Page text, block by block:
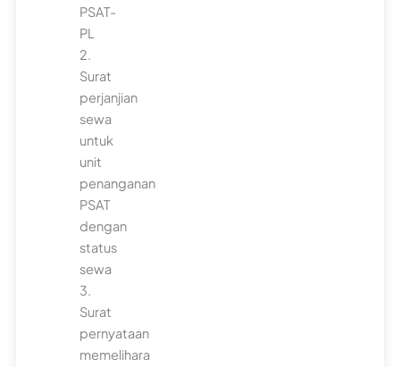
PSAT-
PL
2.
Surat
perjanjian
sewa
untuk
unit
penanganan
PSAT
dengan
status
sewa
3.
Surat
pernyataan
memelihara